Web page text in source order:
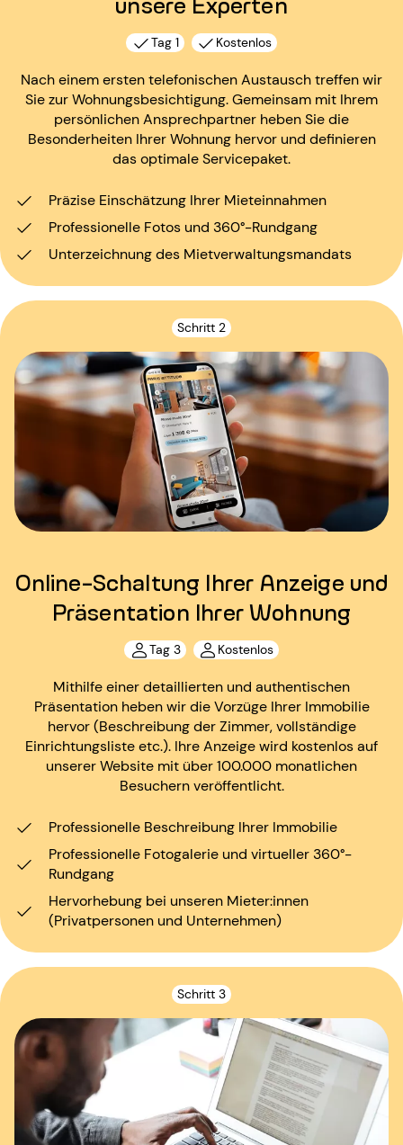
Tag 1 Kostenlos
Nach einem ersten telefonischen Austausch treffen wir
Sie zur Wohnungsbesichtigung. Gemeinsam mit Ihrem
persönlichen Ansprechpartner heben Sie die
Besonderheiten Ihrer Wohnung hervor und definieren
das optimale Servicepaket.
Präzise Einschätzung Ihrer Mieteinnahmen
Professionelle Fotos und 360°-Rundgang
Unterzeichnung des Mietverwaltungsmandats
Schritt 2
Online-Schaltung Ihrer Anzeige und
Präsentation Ihrer Wohnung
Tag 3 Kostenlos
Mithilfe einer detaillierten und authentischen
Präsentation heben wir die Vorzüge Ihrer Immobilie
hervor (Beschreibung der Zimmer, vollständige
Einrichtungsliste etc.). Ihre Anzeige wird kostenlos auf
unserer Website mit über 100.000 monatlichen
Besuchern veröffentlicht.
Professionelle Beschreibung Ihrer Immobilie
Professionelle Fotogalerie und virtueller 360°-
Rundgang
Hervorhebung bei unseren Mieter:innen
(Privatpersonen und Unternehmen)
Schritt 3